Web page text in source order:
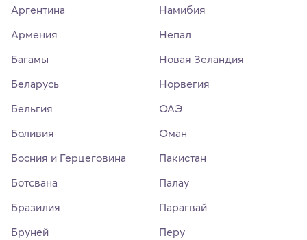
Аргентина
Армения
Багамы
Беларусь
Бельгия
Боливия
Босния и Герцеговина
Ботсвана
Бразилия
Бруней
Намибия
Непал
Новая Зеландия
Норвегия
ОАЭ
Оман
Пакистан
Палау
Парагвай
Перу